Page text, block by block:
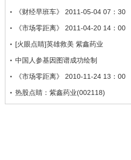
《财经早班车》 2011-05-04 07：30
《市场零距离》 2011-04-20 14：00
[火眼点睛]英雄救美 紫鑫药业
中国人参基因图谱成功绘制
《市场零距离》 2010-11-24 13：00
热股点睛：紫鑫药业(002118)